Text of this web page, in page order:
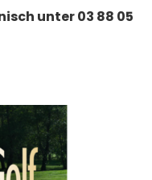
unter 03 88 05